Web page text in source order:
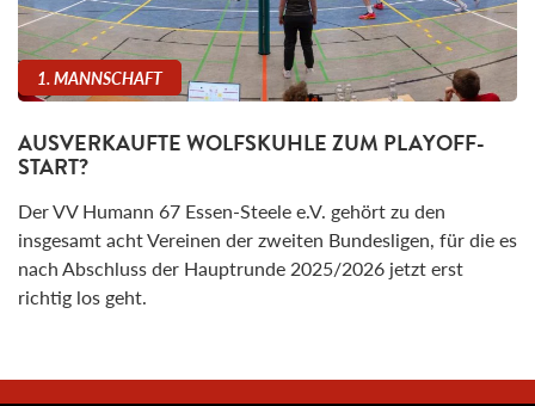
1. MANNSCHAFT
AUSVERKAUFTE WOLFSKUHLE ZUM PLAYOFF-
START?
Der VV Humann 67 Essen-Steele e.V. gehört zu den
insgesamt acht Vereinen der zweiten Bundesligen, für die es
nach Abschluss der Hauptrunde 2025/2026 jetzt erst
richtig los geht.